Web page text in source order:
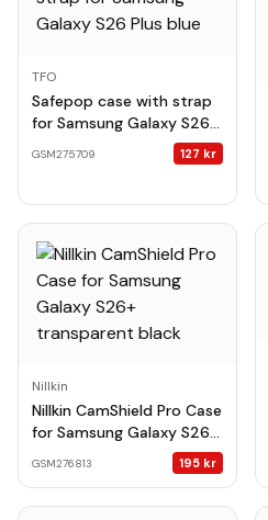
TFO
Safepop case with strap
for Samsung Galaxy S26
GSM275709 127 kr
Nillkin
Nillkin CamShield Pro Case
for Samsung Galaxy S26+
GSM276813 195 kr